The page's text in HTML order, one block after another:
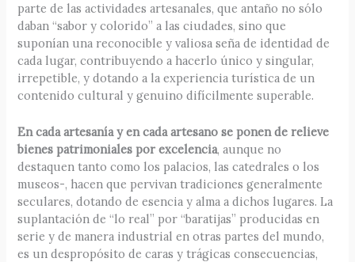
parte de las actividades artesanales, que antaño no sólo
daban “sabor y colorido” a las ciudades, sino que
suponían una reconocible y valiosa seña de identidad de
cada lugar, contribuyendo a hacerlo único y singular,
irrepetible, y dotando a la experiencia turística de un
contenido cultural y genuino difícilmente superable.
En cada artesanía y en cada artesano se ponen de relieve
bienes patrimoniales por excelencia, aunque no
destaquen tanto como los palacios, las catedrales o los
museos-, hacen que pervivan tradiciones generalmente
seculares, dotando de esencia y alma a dichos lugares. La
suplantación de “lo real” por “baratijas” producidas en
serie y de manera industrial en otras partes del mundo,
es un despropósito de caras y trágicas consecuencias,